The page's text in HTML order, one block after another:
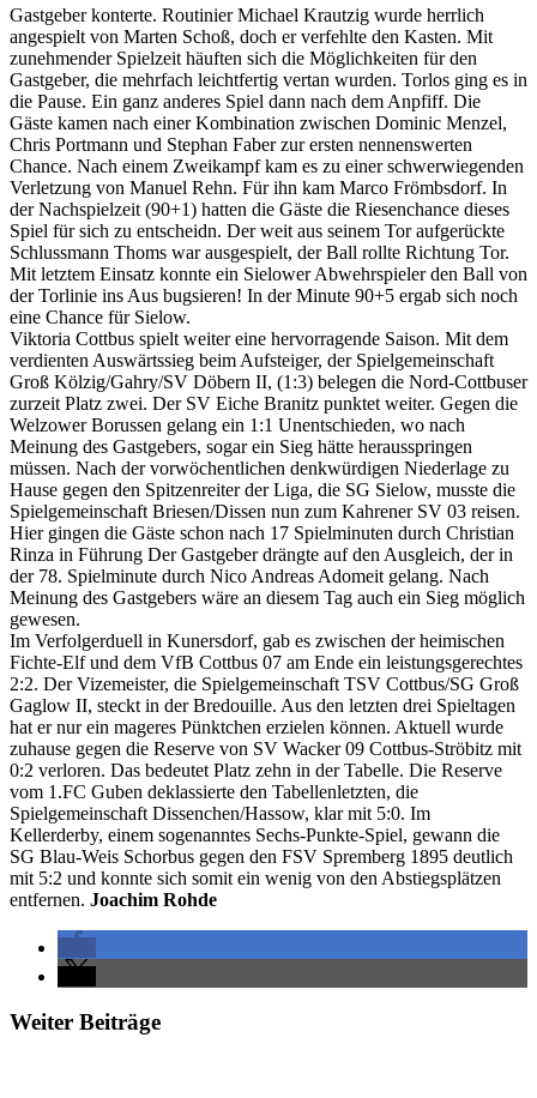
Gastgeber konterte. Routinier Michael Krautzig wurde herrlich
angespielt von Marten Schoß, doch er verfehlte den Kasten. Mit
zunehmender Spielzeit häuften sich die Möglichkeiten für den
Gastgeber, die mehrfach leichtfertig vertan wurden. Torlos ging es in
die Pause. Ein ganz anderes Spiel dann nach dem Anpfiff. Die
Gäste kamen nach einer Kombination zwischen Dominic Menzel,
Chris Portmann und Stephan Faber zur ersten nennenswerten
Chance. Nach einem Zweikampf kam es zu einer schwerwiegenden
Verletzung von Manuel Rehn. Für ihn kam Marco Frömbsdorf. In
der Nachspielzeit (90+1) hatten die Gäste die Riesenchance dieses
Spiel für sich zu entscheidn. Der weit aus seinem Tor aufgerückte
Schlussmann Thoms war ausgespielt, der Ball rollte Richtung Tor.
Mit letztem Einsatz konnte ein Sielower Abwehrspieler den Ball von
der Torlinie ins Aus bugsieren! In der Minute 90+5 ergab sich noch
eine Chance für Sielow.
Viktoria Cottbus spielt weiter eine hervorragende Saison. Mit dem
verdienten Auswärtssieg beim Aufsteiger, der Spielgemeinschaft
Groß Kölzig/Gahry/SV Döbern II, (1:3) belegen die Nord-Cottbuser
zurzeit Platz zwei. Der SV Eiche Branitz punktet weiter. Gegen die
Welzower Borussen gelang ein 1:1 Unentschieden, wo nach
Meinung des Gastgebers, sogar ein Sieg hätte herausspringen
müssen. Nach der vorwöchentlichen denkwürdigen Niederlage zu
Hause gegen den Spitzenreiter der Liga, die SG Sielow, musste die
Spielgemeinschaft Briesen/Dissen nun zum Kahrener SV 03 reisen.
Hier gingen die Gäste schon nach 17 Spielminuten durch Christian
Rinza in Führung Der Gastgeber drängte auf den Ausgleich, der in
der 78. Spielminute durch Nico Andreas Adomeit gelang. Nach
Meinung des Gastgebers wäre an diesem Tag auch ein Sieg möglich
gewesen.
Im Verfolgerduell in Kunersdorf, gab es zwischen der heimischen
Fichte-Elf und dem VfB Cottbus 07 am Ende ein leistungsgerechtes
2:2. Der Vizemeister, die Spielgemeinschaft TSV Cottbus/SG Groß
Gaglow II, steckt in der Bredouille. Aus den letzten drei Spieltagen
hat er nur ein mageres Pünktchen erzielen können. Aktuell wurde
zuhause gegen die Reserve von SV Wacker 09 Cottbus-Ströbitz mit
0:2 verloren. Das bedeutet Platz zehn in der Tabelle. Die Reserve
vom 1.FC Guben deklassierte den Tabellenletzten, die
Spielgemeinschaft Dissenchen/Hassow, klar mit 5:0. Im
Kellerderby, einem sogenanntes Sechs-Punkte-Spiel, gewann die
SG Blau-Weis Schorbus gegen den FSV Spremberg 1895 deutlich
mit 5:2 und konnte sich somit ein wenig von den Abstiegsplätzen
entfernen. Joachim Rohde
Weiter Beiträge